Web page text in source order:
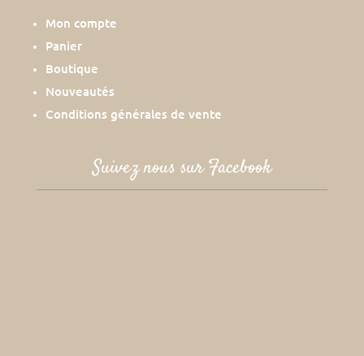
Mon compte
Panier
Boutique
Nouveautés
Conditions générales de vente
Suivez nous sur Facebook